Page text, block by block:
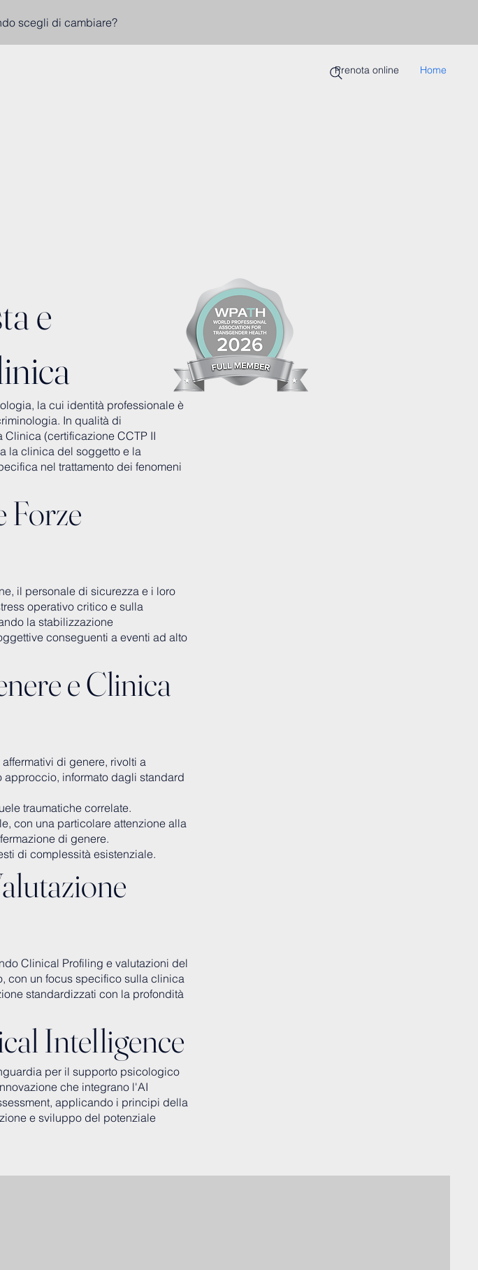
scegli di cambiare?
Home
Prenota online
e
la cui identità professionale è
In qualità di
(certificazione CCTP II
la clinica del soggetto e la
nel trattamento dei fenomeni
Forze
il personale di sicurezza e i loro
operativo critico e sulla
la stabilizzazione
conseguenti a eventi ad alto
e Clinica
di genere, rivolti a
approccio, informato dagli standard
traumatiche correlate.
con una particolare attenzione alla
di genere.
di complessità esistenziale.
Clinical Profiling e valutazioni del
con un focus specifico sulla clinica
standardizzati con la profondità
Intelligence
per il supporto psicologico
che integrano l'AI
applicando i principi della
e sviluppo del potenziale